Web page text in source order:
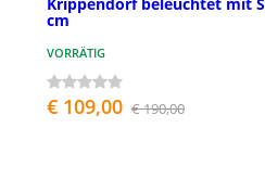
cm
VORRÄTIG
€ 109,00 € 190,00